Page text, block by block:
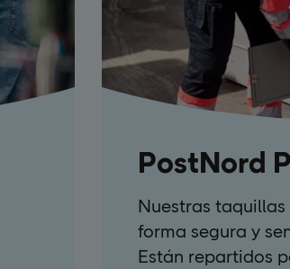
PostNord
Nuestras
forma segura y
Están repartidos